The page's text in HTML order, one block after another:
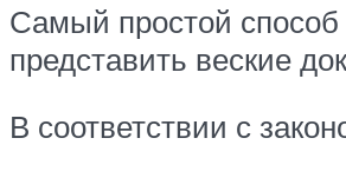
Самый простой способ
представить веские
В соответствии с